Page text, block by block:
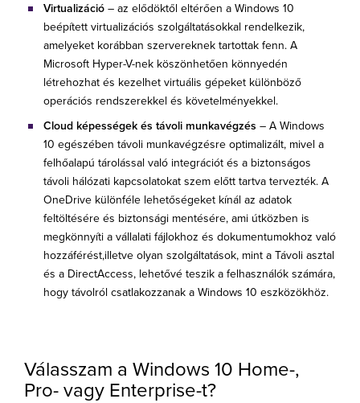
Virtualizáció – az elődöktől eltérően a Windows 10
beépített virtualizációs szolgáltatásokkal rendelkezik,
amelyeket korábban szervereknek tartottak fenn. A
Microsoft Hyper-V-nek köszönhetően könnyedén
létrehozhat és kezelhet virtuális gépeket különböző
operációs rendszerekkel és követelményekkel.
Cloud képességek és távoli munkavégzés – A Windows
10 egészében távoli munkavégzésre optimalizált, mivel a
felhőalapú tárolással való integrációt és a biztonságos
távoli hálózati kapcsolatokat szem előtt tartva tervezték. A
OneDrive különféle lehetőségeket kínál az adatok
feltöltésére és biztonsági mentésére, ami útközben is
megkönnyíti a vállalati fájlokhoz és dokumentumokhoz való
hozzáférést,illetve olyan szolgáltatások, mint a Távoli asztal
és a DirectAccess, lehetővé teszik a felhasználók számára,
hogy távolról csatlakozzanak a Windows 10 eszközökhöz.
Válasszam a Windows 10 Home-,
Pro- vagy Enterprise-t?